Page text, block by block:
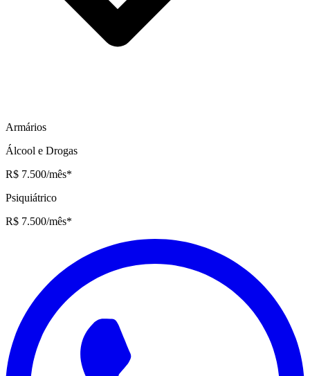
Armários
Álcool e Drogas
R$ 7.500/mês*
Psiquiátrico
R$ 7.500/mês*